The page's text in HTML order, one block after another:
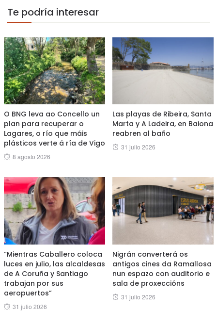
Te podría interesar
O BNG leva ao Concello un
plan para recuperar o
Lagares, o río que máis
plásticos verte á ría de Vigo
Posted
8 agosto 2026
Las playas de Ribeira, Santa
Marta y A Ladeira, en Baiona
reabren al baño
Posted
31 julio 2026
“Mientras Caballero coloca
luces en julio, las alcaldesas
de A Coruña y Santiago
trabajan por sus
aeropuertos”
Posted
31 julio 2026
Nigrán converterá os
antigos cines da Ramallosa
nun espazo con auditorio e
sala de proxeccións
Posted
31 julio 2026